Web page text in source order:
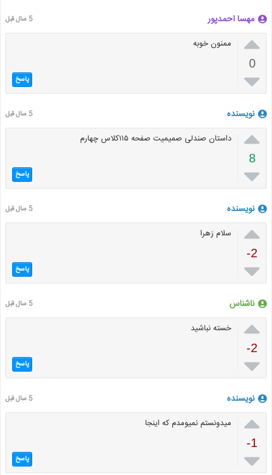
مهسا احمدپور 5 سال قبل

0

ممنون خوبه
پاسخ
نویسنده 5 سال قبل

8

داستان صندلی صمیمیت صفحه ۱۱۵کلاس چهارم
پاسخ
نویسنده 5 سال قبل

-2

سلام زهرا
پاسخ
ناشناس 5 سال قبل

-2

خسته نباشید
پاسخ
نویسنده 5 سال قبل

-1

میدونستم نمیومدم که اینجا
پاسخ